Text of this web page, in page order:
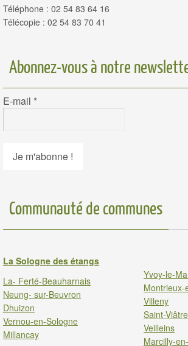
Téléphone : 02 54 83 64 16
Télécopie : 02 54 83 70 41
Abonnez-vous à notre
E-mail *
Communauté de communes
La Sologne des étangs
La- Ferté-Beauharnais
Neung- sur-Beuvron
Dhuizon
Vernou-en-Sologne
Millancay
Yvoy-le-
Montrieux-
Villeny
Saint-Viâtre
Veilleins
Marcilly-